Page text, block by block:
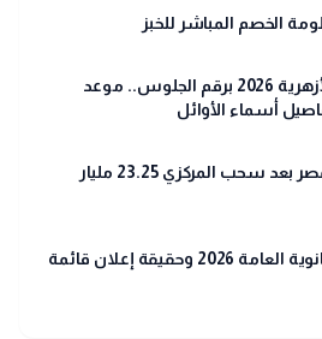
الخصم المباشر للخبز
رابط نتيجة الثانوية الأزهرية 2026 برقم الجلوس.. موعد
أسماء الأوائل
سعر الدولار اليوم بمصر بعد سحب المركزي 23.25 مليار
موعد حسم نتيجة الثانوية العامة 2026 وحقيقة إعلان قائمة